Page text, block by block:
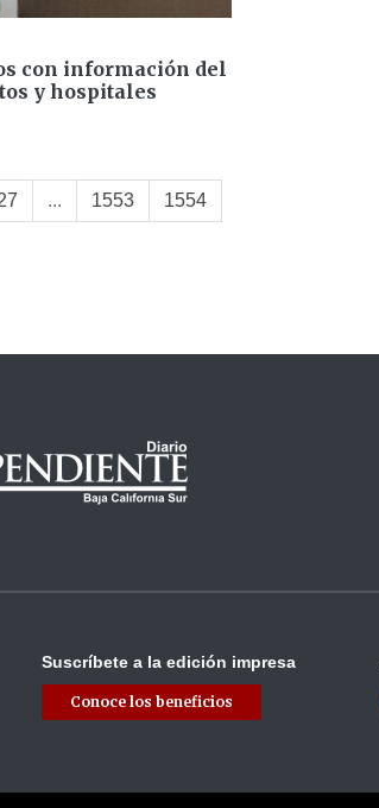
con información del
y hospitales
... 1553 1554
Suscríbete a la edición impresa
Conoce los beneficios